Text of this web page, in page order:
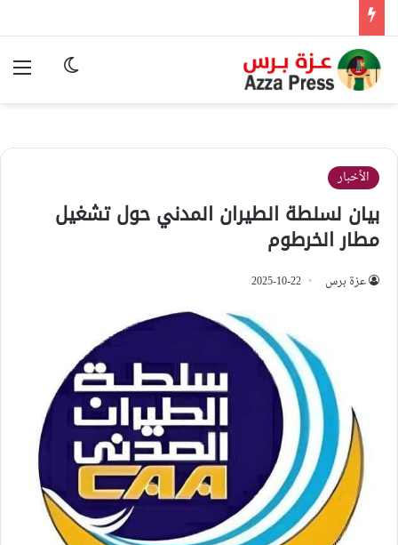
الوضع
الأخبار
بيان لسلطة الطيران المدني حول تشغيل
مطار الخرطوم
عزة برس 2025-10-22